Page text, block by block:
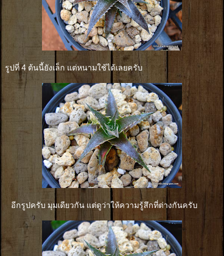
รูปที่ 4 ต้นนี้ยังเล็ก แต่หนามใช้ได้เลยครับ
อีกรูปครับ มุมเดียวกัน แต่ดูว่าให้ความรู้สึกที่ต่างกันครับ